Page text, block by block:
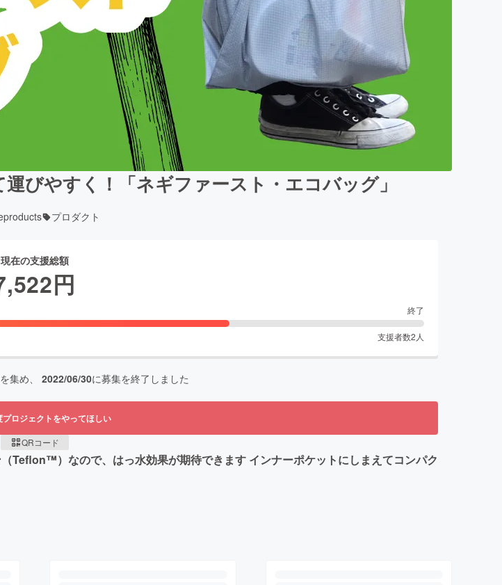
びやすく！「ネギファースト・エコバッグ」
プロダクト
現在の支援総額
円
終了
支援者数2 人
集め、 2022/06/30に募集を終了しました
プロジェクトをやってほしい
QRコード
Teflon™）なので、はっ水効果が期待できます インナーポケットにしまえてコンパク